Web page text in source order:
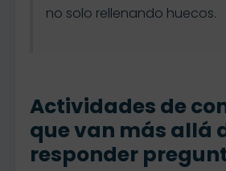
no solo rellenando huecos.
Actividades de
que van más allá
responder